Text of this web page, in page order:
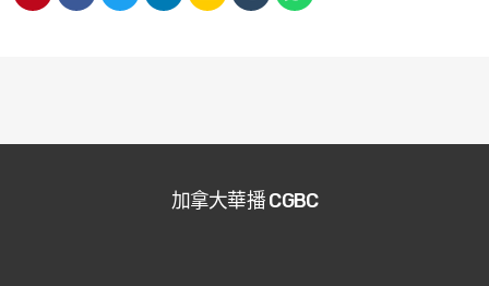
加拿大華播 CGBC